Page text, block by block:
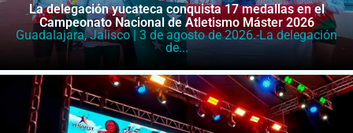
La delegación yucateca conquista 17 medallas en el
Campeonato Nacional de Atletismo Máster 2026
Guadalajara, Jalisco | 3 de agosto de 2026.-La delegación
de...